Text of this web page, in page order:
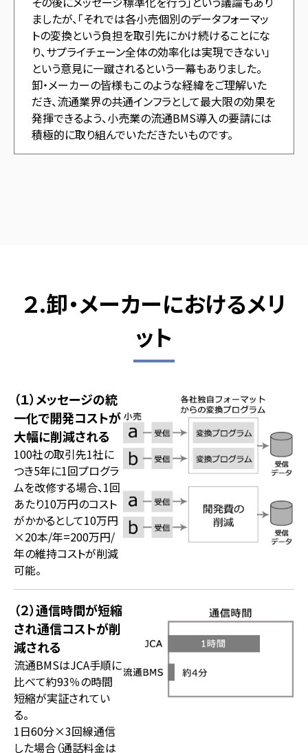
ましたが、「それでは各小売個別のデータフォーマッ
トの変換という負担を取引先にかけ続けることにな
り、サプライチェーン全体の効率化は実現できない」
という意見に一蹴されるという一幕もありました。
卸・メーカーの皆様もこのような経緯をご理解いた
だき、流通業界の共通インフラとして最大限の効果を
発揮できるよう、小売業の流通BMS導入の要請には
積極的に取り組んでいただきたいものです。
２.卸・メーカーにおけるメリ
ット
（１）メッセージの統
一化で開発コストが
大幅に削減される
100社の取引先1社に
つき5年に1回プログラ
ムを改修する場合、1回
あたり10万円のコスト
がかかるとして10万円
×20本/年=200万円/
年の維持コストが削減
可能。
（２）通信時間が短縮
され通信コストが削
減される
流通BMSはJCA手順に
比べて約93％の時間
短縮が実証されてい
る。
1日60分×3回線通信
した場合（通話料金は